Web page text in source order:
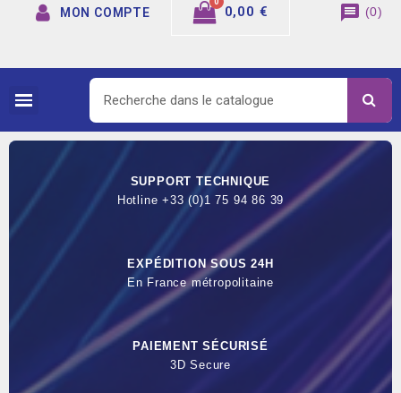
MON COMPTE 0,00 € message (0)
SUPPORT TECHNIQUE
Hotline +33 (0)1 75 94 86 39
EXPÉDITION SOUS 24H
En France métropolitaine
PAIEMENT SÉCURISÉ
3D Secure